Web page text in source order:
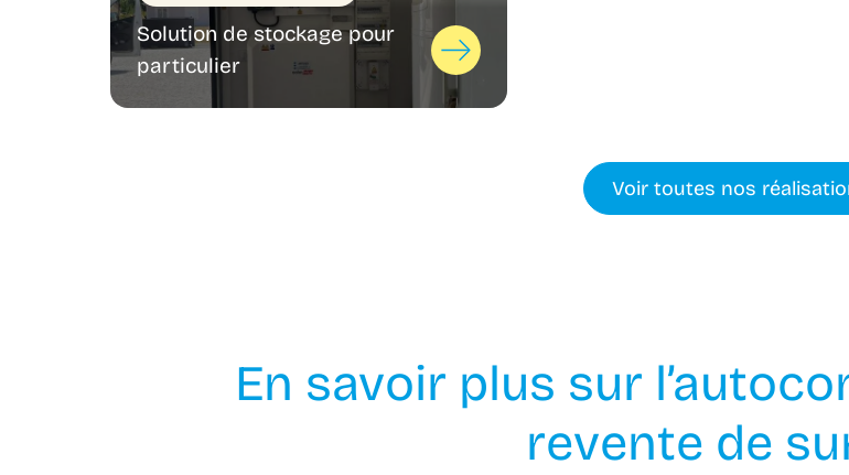
Solution de stockage pour
particulier
Voir toutes nos
En savoir plus sur
revente de